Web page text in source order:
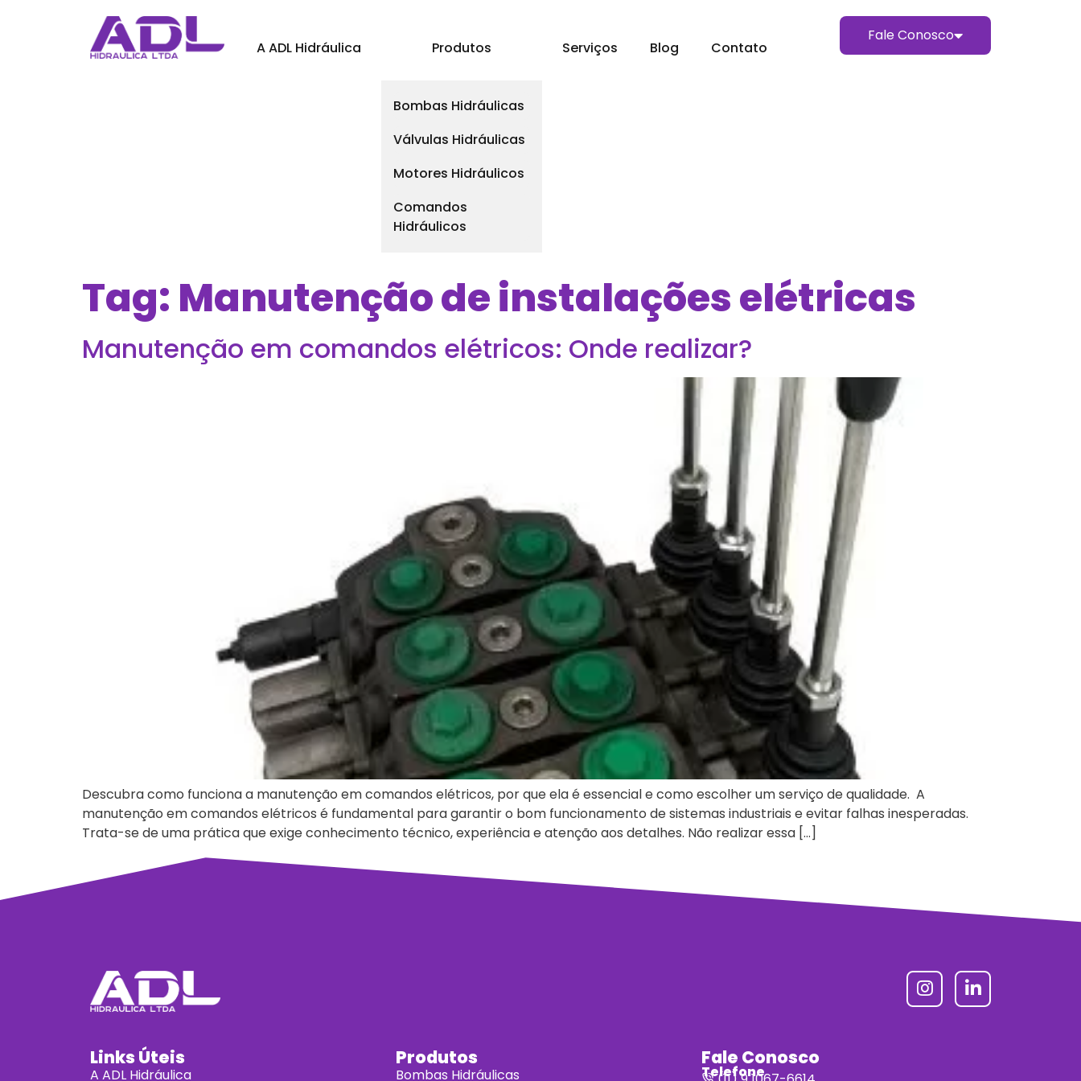
A ADL Hidráulica Produtos
Bombas Hidráulicas
Válvulas Hidráulicas
Motores Hidráulicos
Comandos
Hidráulicos
Serviços Blog Contato
Fale Conosco
Tag: Manutenção de instalações elétricas
Manutenção em comandos elétricos: Onde realizar?
Descubra como funciona a manutenção em comandos elétricos, por que ela é essencial e como escolher um serviço de qualidade. A
manutenção em comandos elétricos é fundamental para garantir o bom funcionamento de sistemas industriais e evitar falhas inesperadas.
Trata-se de uma prática que exige conhecimento técnico, experiência e atenção aos detalhes. Não realizar essa […]
Links Úteis
A ADL Hidráulica
Produtos
Bombas Hidráulicas
Fale Conosco
Telefone